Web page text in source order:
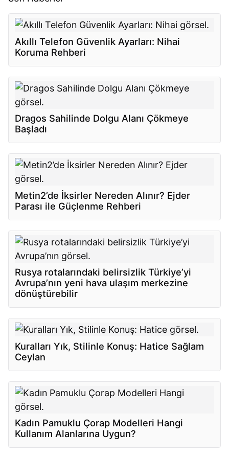
Akıllı Telefon Güvenlik Ayarları: Nihai
Koruma Rehberi
Dragos Sahilinde Dolgu Alanı Çökmeye
Başladı
Metin2’de İksirler Nereden Alınır? Ejder
Parası ile Güçlenme Rehberi
Rusya rotalarındaki belirsizlik Türkiye’yi
Avrupa’nın yeni hava ulaşım merkezine
dönüştürebilir
Kuralları Yık, Stilinle Konuş: Hatice Sağlam
Ceylan
Kadın Pamuklu Çorap Modelleri Hangi
Kullanım Alanlarına Uygun?